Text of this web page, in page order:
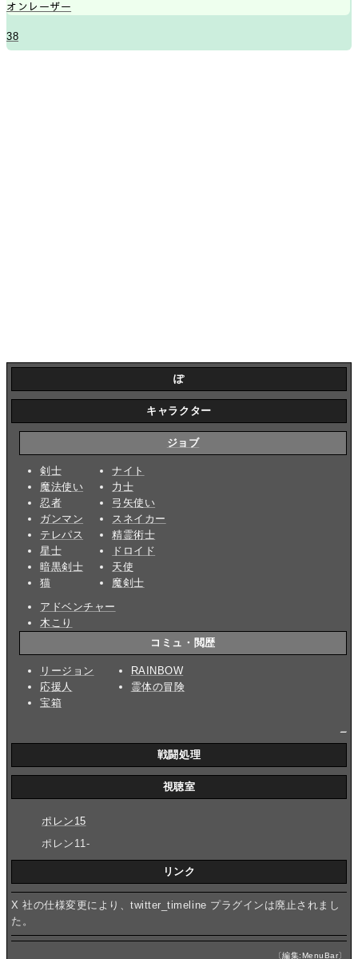
オンレーザー
38
ぽ
キャラクター
ジョブ
剣士
魔法使い
忍者
ガンマン
テレパス
星士
暗黒剣士
猫
ナイト
力士
弓矢使い
スネイカー
精霊術士
ドロイド
天使
魔剣士
アドベンチャー
木こり
コミュ・閲歴
リージョン
応援人
宝箱
RAINBOW
霊体の冒険
戦闘処理
視聴室
ポレン15
ポレン11-
リンク
X 社の仕様変更により、twitter_timeline プラグインは廃止されまし
た。
〔編集:MenuBar〕